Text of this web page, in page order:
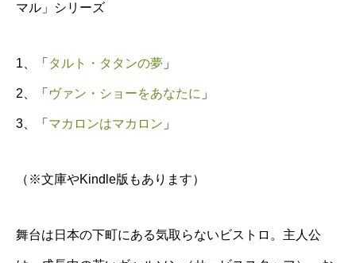
マル」シリーズ
1、「 タルト・タタンの夢 」
2、「 ヴァン・ショーをあなたに 」
3、「 マカロンはマカロン 」
（※文庫やKindle版もあります）
舞台は日本の下町にある気取らないビストロ。主人公